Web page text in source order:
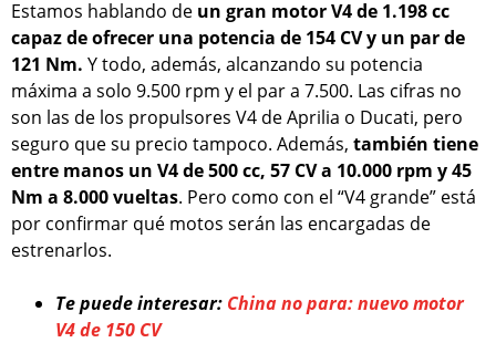
Estamos hablando de un gran motor V4 de 1.198 cc
capaz de ofrecer una potencia de 154 CV y un par de
121 Nm. Y todo, además, alcanzando su potencia
máxima a solo 9.500 rpm y el par a 7.500. Las cifras no
son las de los propulsores V4 de Aprilia o Ducati, pero
seguro que su precio tampoco. Además, también tiene
entre manos un V4 de 500 cc, 57 CV a 10.000 rpm y 45
Nm a 8.000 vueltas. Pero como con el “V4 grande” está
por confirmar qué motos serán las encargadas de
estrenarlos.
Te puede interesar: China no para: nuevo motor
V4 de 150 CV